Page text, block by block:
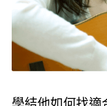
學結他如何找適